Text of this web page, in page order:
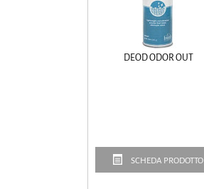
DEOD ODOR OUT
SCHEDA PRODOTTO